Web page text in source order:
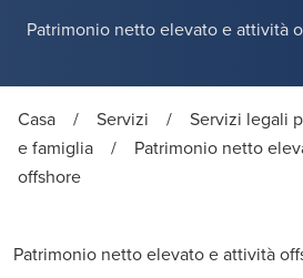
Patrimonio netto elevato e attività
Casa / Servizi / Servizi legali
e famiglia
/
Patrimonio netto
offshore
Patrimonio netto elevato e attività